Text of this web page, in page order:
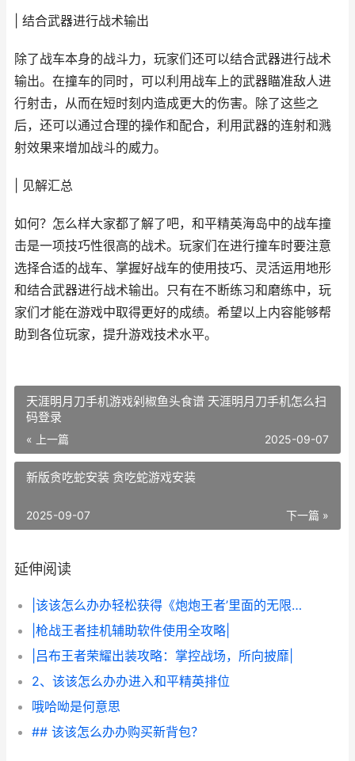
| 结合武器进行战术输出
除了战车本身的战斗力，玩家们还可以结合武器进行战术
输出。在撞车的同时，可以利用战车上的武器瞄准敌人进
行射击，从而在短时刻内造成更大的伤害。除了这些之
后，还可以通过合理的操作和配合，利用武器的连射和溅
射效果来增加战斗的威力。
| 见解汇总
如何？怎么样大家都了解了吧，和平精英海岛中的战车撞
击是一项技巧性很高的战术。玩家们在进行撞车时要注意
选择合适的战车、掌握好战车的使用技巧、灵活运用地形
和结合武器进行战术输出。只有在不断练习和磨练中，玩
家们才能在游戏中取得更好的成绩。希望以上内容能够帮
助到各位玩家，提升游戏技术水平。
天涯明月刀手机游戏剁椒鱼头食谱 天涯明月刀手机怎么扫
码登录
« 上一篇 2025-09-07
新版贪吃蛇安装 贪吃蛇游戏安装
下一篇 »
2025-09-07
延伸阅读
|该该怎么办办轻松获得《炮炮王者’里面的无限金币和星星|
|枪战王者挂机辅助软件使用全攻略|
|吕布王者荣耀出装攻略：掌控战场，所向披靡|
2、该该怎么办办进入和平精英排位
哦哈呦是何意思
## 该该怎么办办购买新背包？